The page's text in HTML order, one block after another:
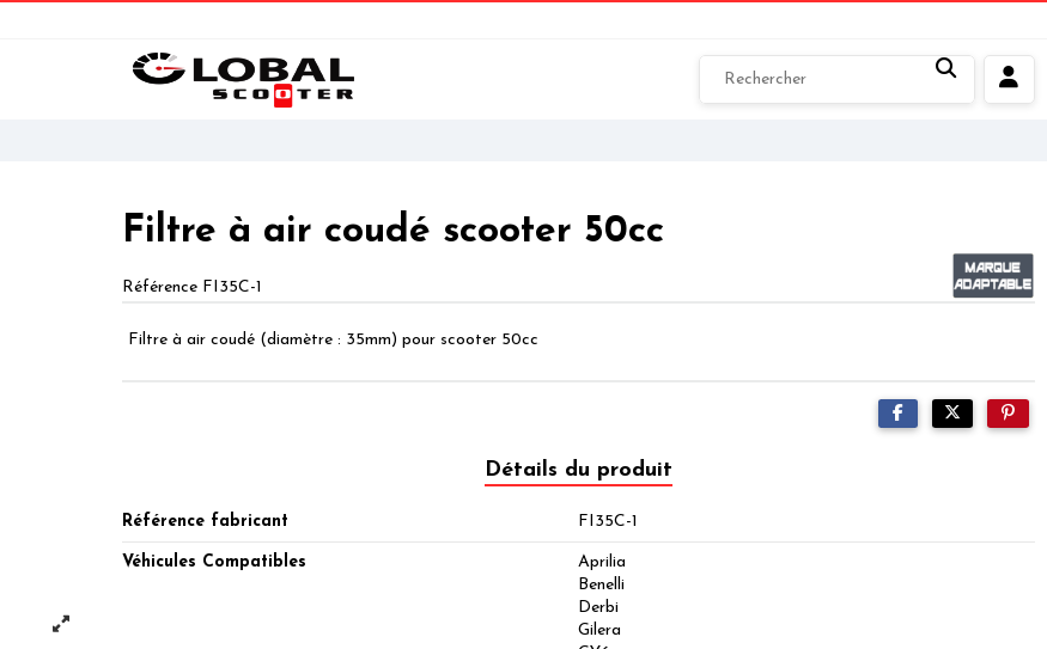
Filtre à air coudé scooter 50cc
Référence FI35C-1
Filtre à air coudé (diamètre : 35mm) pour scooter 50cc
Détails du produit
Référence fabricant FI35C-1
Véhicules Compatibles
Aprilia
Benelli
Derbi
Gilera